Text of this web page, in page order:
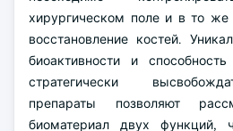
хирургическом поле и в то же
восстановление костей.
биоактивности и способность
стратегически
препараты позволяют
биоматериал двух функций,